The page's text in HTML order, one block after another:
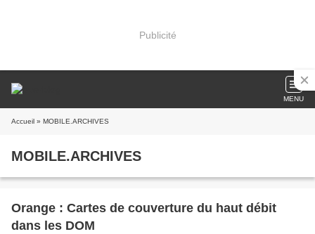
Publicité
MENU
Accueil » MOBILE.ARCHIVES
MOBILE.ARCHIVES
Orange : Cartes de couverture du haut débit
dans les DOM